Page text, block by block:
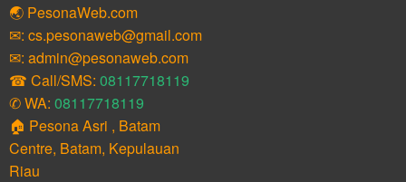
🌏 PesonaWeb.com
✉: cs.pesonaweb@gmail.com
✉: admin@pesonaweb.com
☎ Call/SMS: 08117718119
✆ WA: 08117718119
🏠 Pesona Asri , Batam
Centre, Batam, Kepulauan
Riau